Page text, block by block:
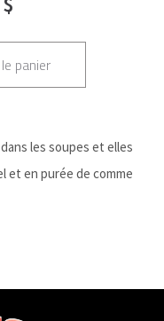
panier
les soupes et elles
et en purée de comme